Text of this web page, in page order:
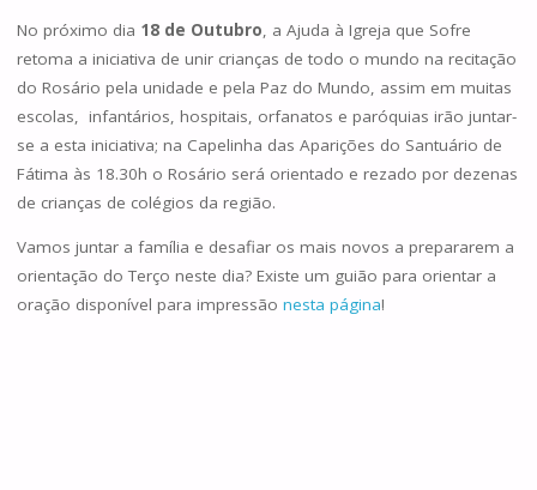
No próximo dia 18 de Outubro, a Ajuda à Igreja que Sofre
retoma a iniciativa de unir crianças de todo o mundo na recitação
do Rosário pela unidade e pela Paz do Mundo, assim em muitas
escolas, infantários, hospitais, orfanatos e paróquias irão juntar-
se a esta iniciativa; na Capelinha das Aparições do Santuário de
Fátima às 18.30h o Rosário será orientado e rezado por dezenas
de crianças de colégios da região.
Vamos juntar a família e desafiar os mais novos a prepararem a
orientação do Terço neste dia? Existe um guião para orientar a
oração disponível para impressão nesta página!